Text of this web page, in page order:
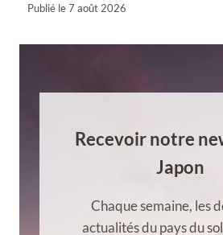
Publié le7 août 2026
Recevoir notre
Japon
Chaque semaine, les
actualités du pays du